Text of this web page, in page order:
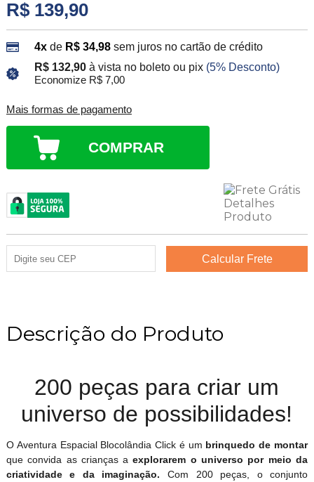
R$ 139,90
4xde R$ 34,98 sem juros no cartão de crédito
R$ 132,90 à vista no boleto ou pix (5% Desconto)
Economize R$ 7,00
Mais formas de pagamento
COMPRAR
Descrição do Produto
200 peças para criar um
universo de possibilidades!
O Aventura Espacial Blocolândia Click é um brinquedo de montar
que convida as crianças a explorarem o universo por meio da
criatividade e da imaginação. Com 200 peças, o conjunto